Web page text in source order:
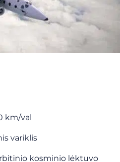
km/val
variklis
kosminio lėktuvo